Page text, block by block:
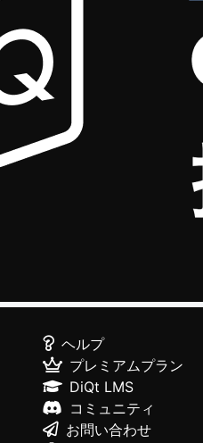
ヘルプ
プレミアムプラン
DiQt LMS
コミュニティ
お問い合わせ